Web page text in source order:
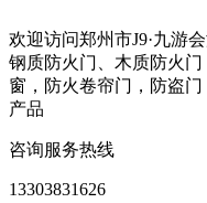
欢迎访问郑州市J9·九游
钢质防火门、木质防火
窗，防火卷帘门，防盗
产品
咨询服务热线
13303831626